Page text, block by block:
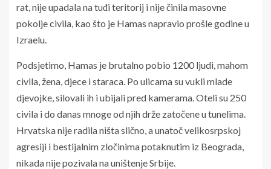
rat, nije upadala na tuđi teritorij i nije činila masovne
pokolje civila, kao što je Hamas napravio prošle godine u
Izraelu.
Podsjetimo, Hamas je brutalno pobio 1200 ljudi, mahom
civila, žena, djece i staraca. Po ulicama su vukli mlade
djevojke, silovali ih i ubijali pred kamerama. Oteli su 250
civila i do danas mnoge od njih drže zatočene u tunelima.
Hrvatska nije radila ništa slično, a unatoč velikosrpskoj
agresiji i bestijalnim zločinima potaknutim iz Beograda,
nikada nije pozivala na uništenje Srbije.